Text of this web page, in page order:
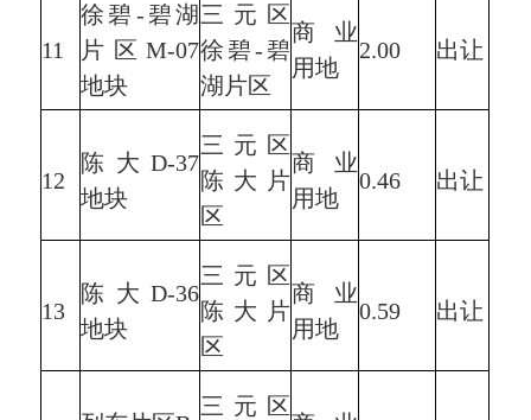
11
徐碧-碧湖
片区M-07
地块
三元区
徐碧-碧
湖片区
商业
用地
2.00 出让
12
陈大D-37
地块
三元区
陈大片
区
商业
用地
0.46 出让
13
陈大D-36
地块
三元区
陈大片
区
商业
用地
0.59 出让
三元区